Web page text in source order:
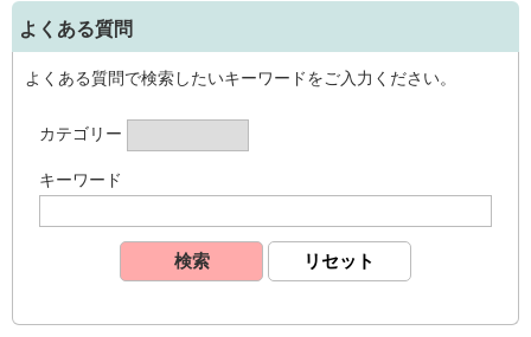
よくある質問
よくある質問で検索したいキーワードをご入力ください。
カテゴリー
キーワード